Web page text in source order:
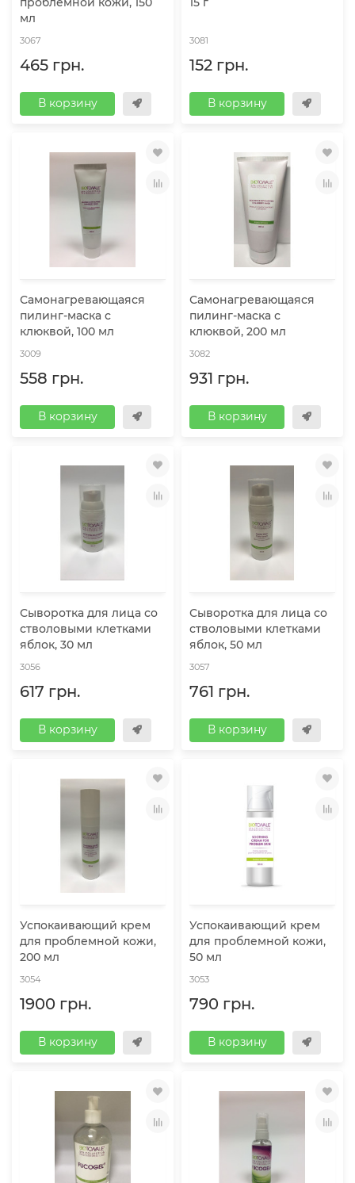
мл
3067
465 грн.
В корзину
3081
152 грн.
В корзину
Самонагревающаяся
пилинг-маска с
клюквой, 100 мл
3009
558 грн.
В корзину
Самонагревающаяся
пилинг-маска с
клюквой, 200 мл
3082
931 грн.
В корзину
Сыворотка для лица со
стволовыми клетками
яблок, 30 мл
3056
617 грн.
В корзину
Сыворотка для лица со
стволовыми клетками
яблок, 50 мл
3057
761 грн.
В корзину
Успокаивающий крем
для проблемной кожи,
200 мл
3054
1900 грн.
В корзину
Успокаивающий крем
для проблемной кожи,
50 мл
3053
790 грн.
В корзину